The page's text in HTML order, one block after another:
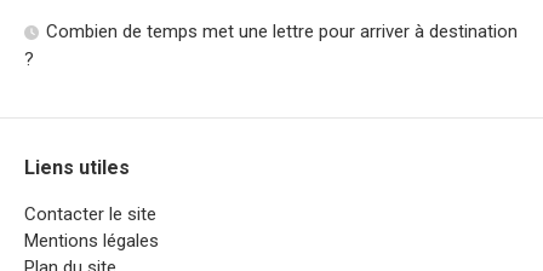
Combien de temps met une lettre pour arriver à destination
?
Liens utiles
Contacter le site
Mentions légales